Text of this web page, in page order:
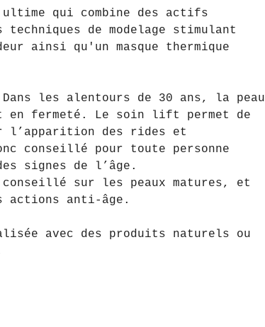
qui combine des actifs
de modelage stimulant
ainsi qu'un masque thermique
les alentours de 30 ans, la peau
en fermeté. Le soin lift permet de
l’apparition des rides et
conseillé pour toute personne
signes de l’âge.
sur les peaux matures, et
actions anti-âge.
avec des produits naturels ou